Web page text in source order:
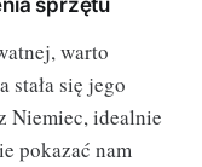
sprzętu
warto
się jego
Niemiec, idealnie
pokazać nam